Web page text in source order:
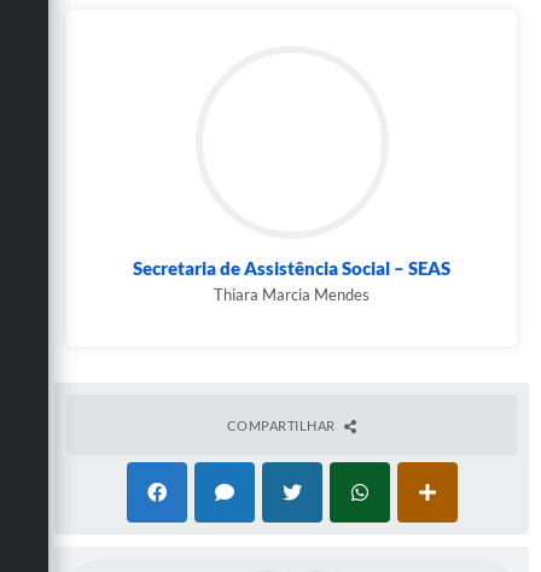
Secretaria de Assistência Social – SEAS
Thiara Marcia Mendes
COMPARTILHAR